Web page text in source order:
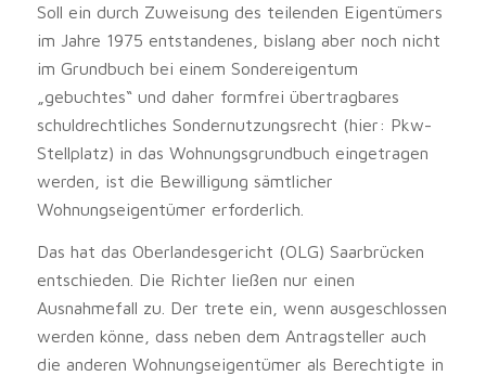
Soll ein durch Zuweisung des teilenden Eigentümers
im Jahre 1975 entstandenes, bislang aber noch nicht
im Grundbuch bei einem Sondereigentum
„gebuchtes“ und daher formfrei übertragbares
schuldrechtliches Sondernutzungsrecht (hier: Pkw-
Stellplatz) in das Wohnungsgrundbuch eingetragen
werden, ist die Bewilligung sämtlicher
Wohnungseigentümer erforderlich.
Das hat das Oberlandesgericht (OLG) Saarbrücken
entschieden. Die Richter ließen nur einen
Ausnahmefall zu. Der trete ein, wenn ausgeschlossen
werden könne, dass neben dem Antragsteller auch
die anderen Wohnungseigentümer als Berechtigte in